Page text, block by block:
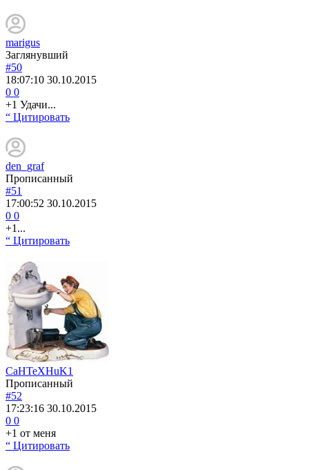
marigus
Заглянувший
#50
18:07:10 30.10.2015
0 0
+1 Удачи...
“ Цитировать
den_graf
Прописанный
#51
17:00:52 30.10.2015
0 0
+1...
“ Цитировать
CaHTeXHuK1
Прописанный
#52
17:23:16 30.10.2015
0 0
+1 от меня
“ Цитировать